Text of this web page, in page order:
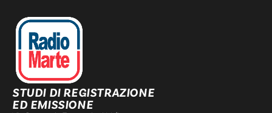
STUDI DI REGISTRAZIONE
ED EMISSIONE